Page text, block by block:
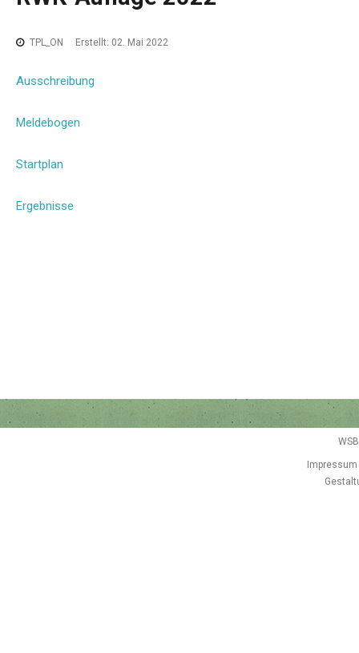
TPL_ON Erstellt: 02. Mai 2022
Ausschreibung
Meldebogen
Startplan
Ergebnisse
Impressum